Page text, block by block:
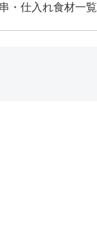
・仕入れ食材一覧